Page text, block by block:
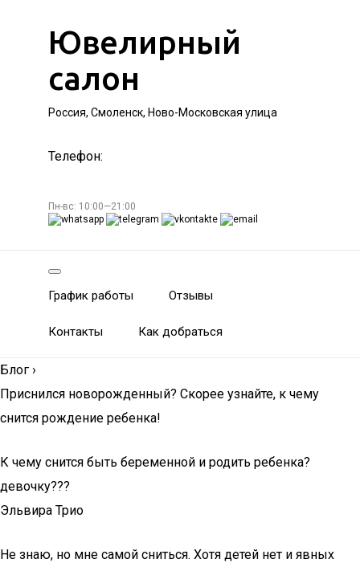
Ювелирный
салон
Россия, Смоленск, Ново-Московская улица
Телефон:
Пн-вс: 10:00—21:00
График работы Отзывы
Контакты Как добраться
Блог ›
Приснился новорожденный? Скорее узнайте, к чему
снится рождение ребенка!
К чему снится быть беременной и родить ребенка?
девочку???
Эльвира Трио
Не знаю, но мне самой сниться. Хотя детей нет и явных